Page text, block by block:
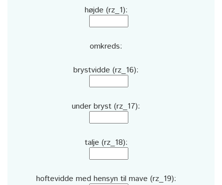
højde (rz_1):
omkreds:
brystvidde (rz_16):
under bryst (rz_17):
talje (rz_18):
hoftevidde med hensyn til mave (rz_19):